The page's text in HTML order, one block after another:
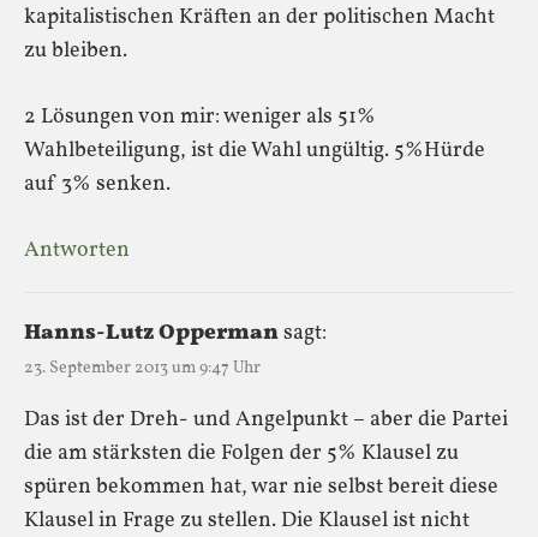
kapitalistischen Kräften an der politischen Macht
zu bleiben.
2 Lösungen von mir: weniger als 51%
Wahlbeteiligung, ist die Wahl ungültig. 5%Hürde
auf 3% senken.
Antworten
Hanns-Lutz Oppermansagt:
23. September 2013 um 9:47 Uhr
Das ist der Dreh- und Angelpunkt – aber die Partei
die am stärksten die Folgen der 5% Klausel zu
spüren bekommen hat, war nie selbst bereit diese
Klausel in Frage zu stellen. Die Klausel ist nicht